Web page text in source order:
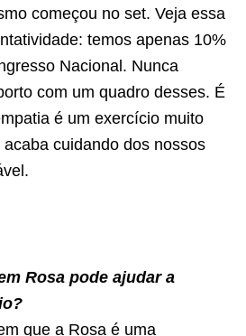
começou no set. Veja essa
temos apenas 10%
Nacional. Nunca
com um quadro desses. É
é um exercício muito
cuidando dos nossos
Rosa pode ajudar a
que a Rosa é uma